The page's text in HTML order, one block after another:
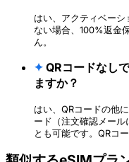
はい、アクティベーシ
ない場合、100%返金
ん。
✦ QRコードなし
ますか？
はい、QRコードの他
ード（注文確認メー
とも可能です。QRコ